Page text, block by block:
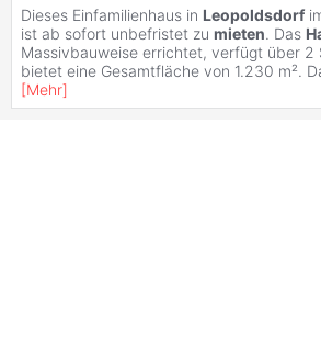
Dieses Einfamilienhaus in Leopoldsdorf
ist ab sofort unbefristet zu mieten. Das
Massivbauweise errichtet, verfügt über 2
bietet eine Gesamtfläche von 1.230 m².
[Mehr]